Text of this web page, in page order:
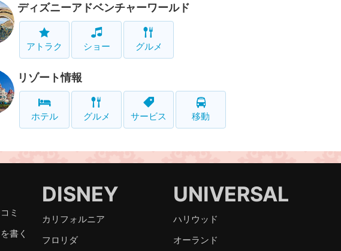
ディズニーアドベンチャーワールド
アトラク ショー グルメ
リゾート情報
ホテル グルメ サービス 移動
ミ
書く
DISNEY
カリフォルニア
フロリダ
UNIVERSAL
ハリウッド
オーランド